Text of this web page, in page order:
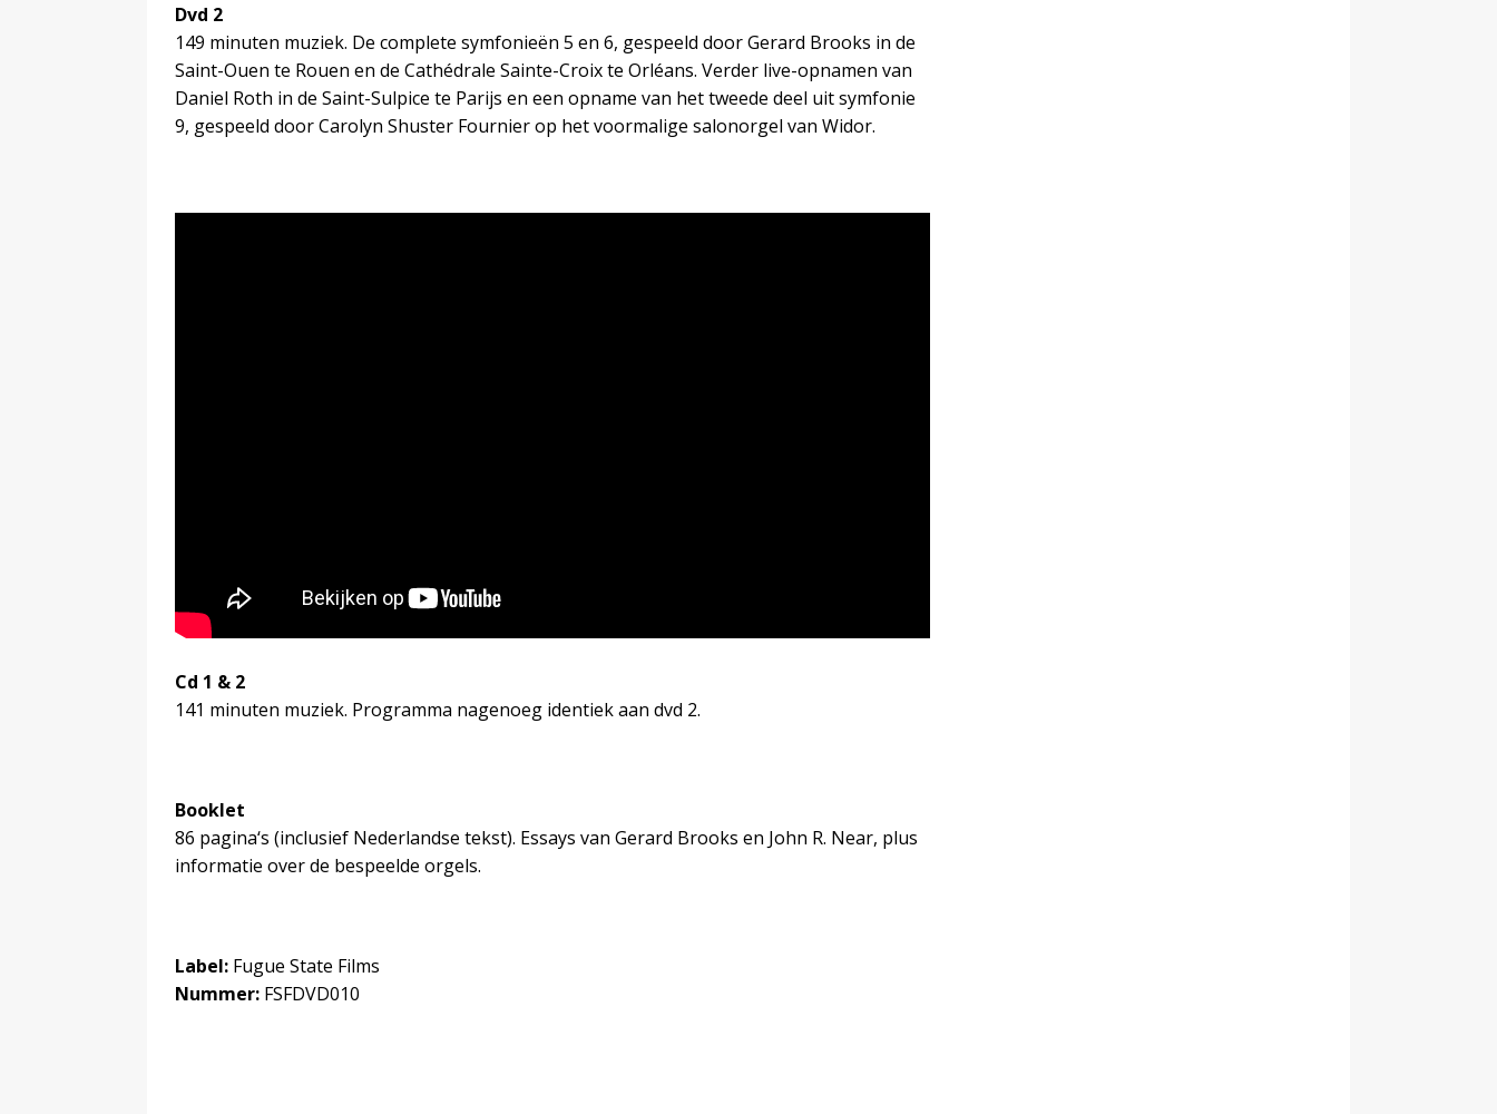
Dvd 2
149 minuten muziek. De complete symfonieën 5 en 6, gespeeld door Gerard Brooks in de
Saint-Ouen te Rouen en de Cathédrale Sainte-Croix te Orléans. Verder live-opnamen van
Daniel Roth in de Saint-Sulpice te Parijs en een opname van het tweede deel uit symfonie
9, gespeeld door Carolyn Shuster Fournier op het voormalige salonorgel van Widor.
Cd 1 & 2
141 minuten muziek. Programma nagenoeg identiek aan dvd 2.
Booklet
86 pagina‘s (inclusief Nederlandse tekst). Essays van Gerard Brooks en John R. Near, plus
informatie over de bespeelde orgels.
Label: Fugue State Films
Nummer: FSFDVD010